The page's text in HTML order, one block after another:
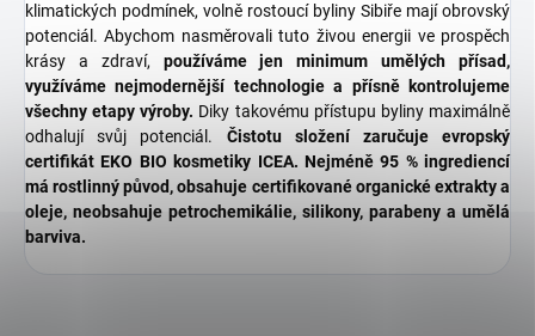
klimatických podmínek, volně rostoucí byliny Sibiře mají obrovský
potenciál. Abychom nasměrovali tuto živou energii ve prospěch
krásy a zdraví, používáme jen minimum umělých přísad,
využíváme nejmodernější technologie a přísně kontrolujeme
všechny etapy výroby. Diky takovému přístupu byliny maximálně
odhalují svůj potenciál. Čistotu složení zaručuje evropský
certifikát EKO BIO kosmetiky ICEA. Nejméně 95 % ingrediencí
má rostlinný původ, obsahuje certifikované organické extrakty a
oleje, neobsahuje petrochemikálie, silikony, parabeny a umělá
barviva.